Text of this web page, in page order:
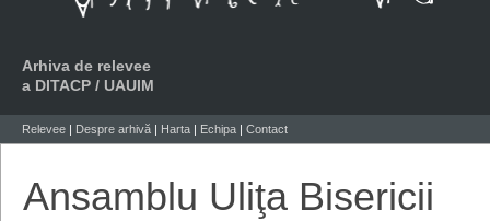
Arhiva de relevee
a DITACP / UAUIM
Relevee | Despre arhivă | Harta | Echipa | Contact
Ansamblu Uliţa Bisericii